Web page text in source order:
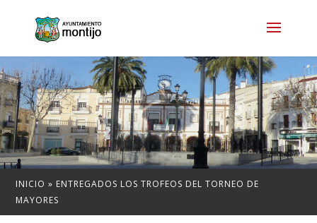
INICIO » ENTREGADOS LOS TROFEOS DEL TORNEO DE
MAYORES